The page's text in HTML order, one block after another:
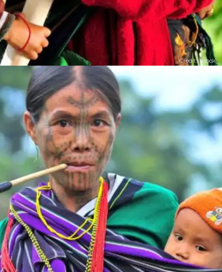
​​खासी जनजाति के लोग जंगल को देवताओं का घर मानते हैं। ​
Credit: Istock